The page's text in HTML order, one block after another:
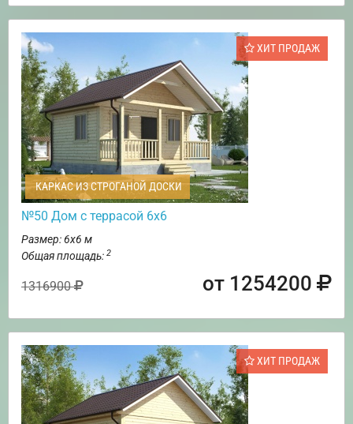
ХИТ ПРОДАЖ
КАРКАС ИЗ СТРОГАНОЙ ДОСКИ
№50 Дом с террасой 6х6
Размер: 6х6 м
Общая площадь: 2
1316900 от 1254200
ХИТ ПРОДАЖ